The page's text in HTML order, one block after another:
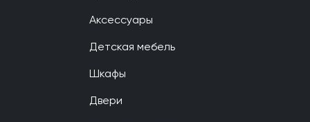
Аксессуары
Детская мебель
Шкафы
Двери